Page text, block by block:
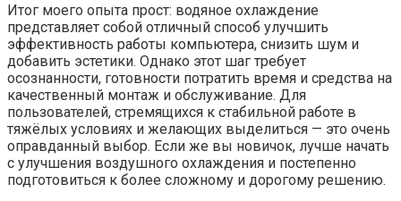
Итог моего опыта прост: водяное охлаждение
представляет собой отличный способ улучшить
эффективность работы компьютера, снизить шум и
добавить эстетики. Однако этот шаг требует
осознанности, готовности потратить время и средства на
качественный монтаж и обслуживание. Для
пользователей, стремящихся к стабильной работе в
тяжёлых условиях и желающих выделиться — это очень
оправданный выбор. Если же вы новичок, лучше начать
с улучшения воздушного охлаждения и постепенно
подготовиться к более сложному и дорогому решению.